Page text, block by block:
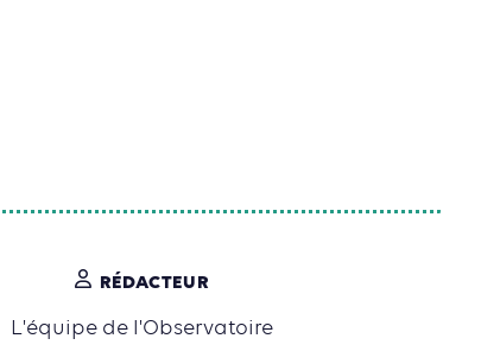
RÉDACTEUR
L'équipe de l'Observatoire